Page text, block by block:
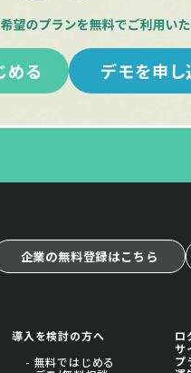
める デモを申し
企業の無料登録はこちら
導入を検討の方へ
- 無料ではじめる
ロ
サ
プ